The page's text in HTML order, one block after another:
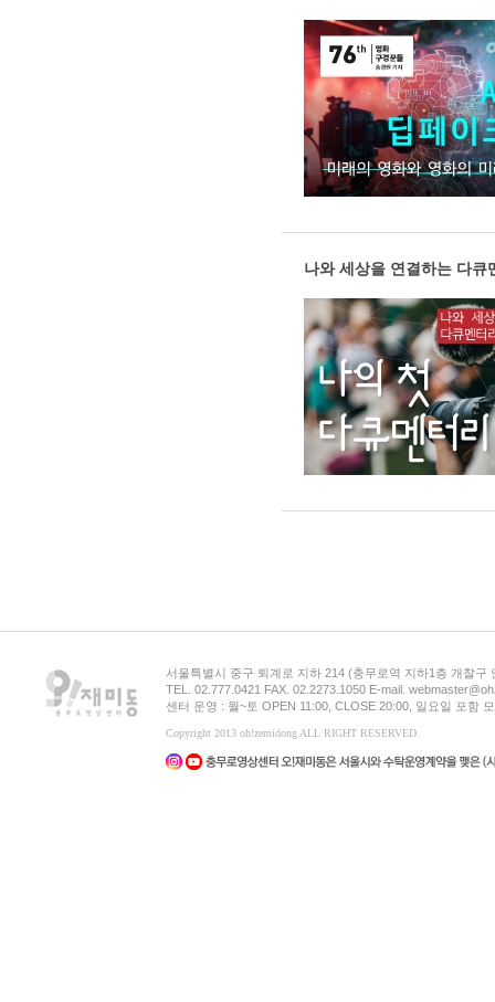
나와 세상을 연결하는 다큐
서울특별시 중구 퇴계로 지하 214 (충무로역 지하1층 개찰구
TEL. 02.777.0421 FAX. 02.2273.1050 E-mail.
센터 운영 : 월~토 OPEN 11:00, CLOSE 20:00, 일요일 포함
Copyright 2013 oh!zemidong ALL RIGHT RESERVED.